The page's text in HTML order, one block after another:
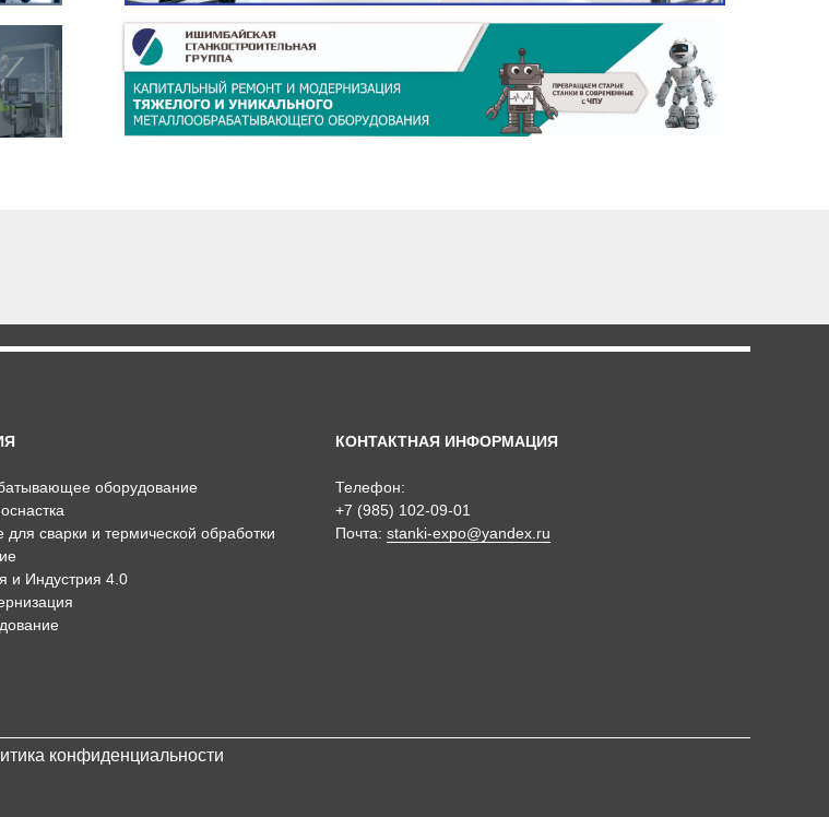
оборудование
сварки и термической обработки
и Индустрия 4.0
КОНТАКТНАЯ ИНФОРМАЦИЯ
Телефон:
+7 (985) 102-09-01
Почта: stanki-expo@yandex.ru
конфиденциальности